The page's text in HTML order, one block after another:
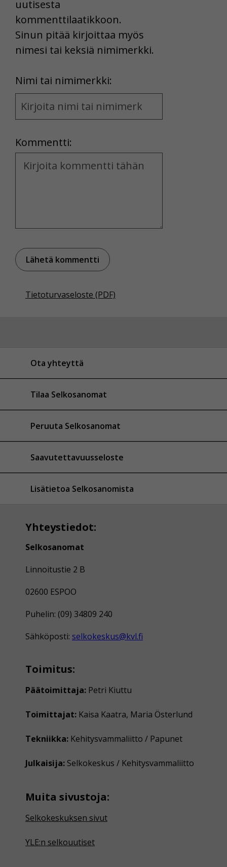
uutisesta
kommenttilaatikkoon.
Sinun pitää kirjoittaa myös
nimesi tai keksiä nimimerkki.
Nimi tai nimimerkki:
Name
and
Kommentti:
Kommentti
Tietoturvaseloste (PDF)
Ota yhteyttä
Tilaa Selkosanomat
Peruuta Selkosanomat
Saavutettavuusseloste
Lisätietoa Selkosanomista
Yhteystiedot:
Selkosanomat
Linnoitustie 2 B
02600 ESPOO
Puhelin: (09) 34809 240
Sähköposti: selkokeskus@kvl.fi
Toimitus:
Päätoimittaja: Petri Kiuttu
Toimittajat: Kaisa Kaatra, Maria Österlund
Tekniikka: Kehitysvammaliitto / Papunet
Julkaisija: Selkokeskus / Kehitysvammaliitto
Muita sivustoja:
Selkokeskuksen sivut
YLE:n selkouutiset